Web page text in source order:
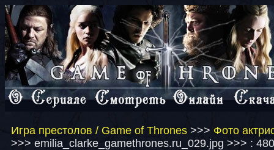
Игра престолов / Game of Thrones >>> Фото
>>> emilia_clarke_gamethrones.ru_029.jpg >>> :